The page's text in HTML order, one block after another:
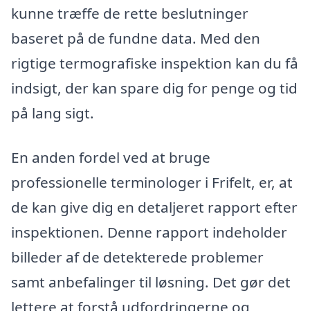
kunne træffe de rette beslutninger
baseret på de fundne data. Med den
rigtige termografiske inspektion kan du få
indsigt, der kan spare dig for penge og tid
på lang sigt.
En anden fordel ved at bruge
professionelle terminologer i Frifelt, er, at
de kan give dig en detaljeret rapport efter
inspektionen. Denne rapport indeholder
billeder af de detekterede problemer
samt anbefalinger til løsning. Det gør det
lettere at forstå udfordringerne og